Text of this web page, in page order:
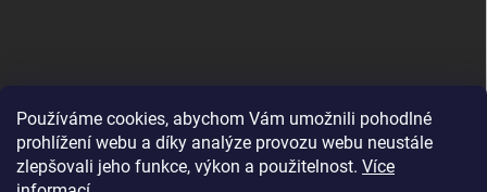
Používáme cookies, abychom Vám umožnili pohodlné
prohlížení webu a díky analýze provozu webu neustále
zlepšovali jeho funkce, výkon a použitelnost. Více
B2B shop pro obchodníky - www.krokido.cz